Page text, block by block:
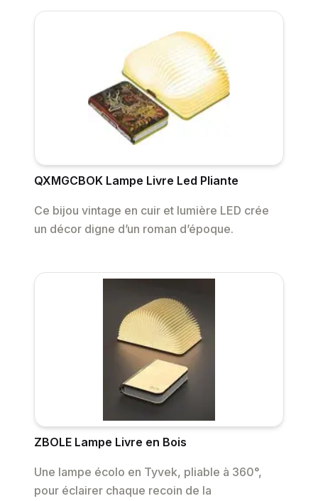
QXMGCBOK Lampe Livre Led Pliante
Ce bijou vintage en cuir et lumière LED crée
un décor digne d’un roman d’époque.
ZBOLE Lampe Livre en Bois
Une lampe écolo en Tyvek, pliable à 360°,
pour éclairer chaque recoin de la